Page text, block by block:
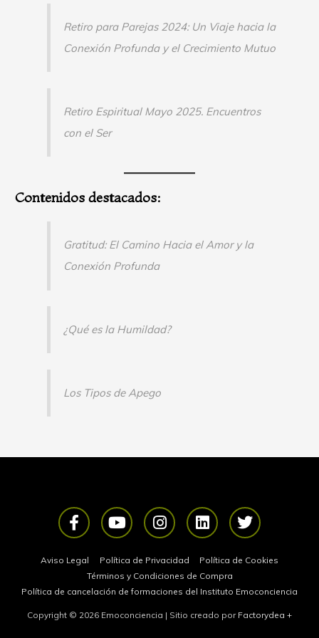
Retiro para Parejas 2024: Un Viaje hacia la
Conexión Profunda y el Crecimiento Mutuo
Retiro Espiritual Mayo 2025. Encuentros
con el Ser
Contenidos destacados:
Gratitud: El Camino Hacia el Amor y la
Conexión Profunda
¿Qué es la Humildad?
Los Tipos de Apego
F
a
c
e
o
o
k
Y
o
u
t
u
b
I
n
s
t
a
g
a
L
i
n
k
e
d
n
T
w
i
t
e
Aviso Legal Política de Privacidad
Política de Cookies
Términos y Condiciones de Compra
Política de cancelación de formaciones del Instituto Emoconciencia
Copyright © 2026 Emoconciencia | Sitio creado por Factorydea +